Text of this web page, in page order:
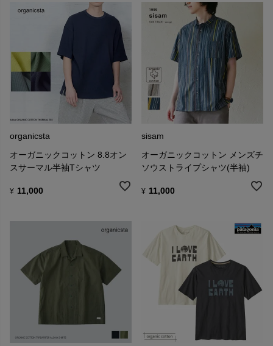
organicsta
オーガニックコットン 8.8オン
スサーマル半袖Tシャツ
¥ 11,000
sisam
オーガニックコットン メンズチ
ソウストライプシャツ(半袖)
¥ 11,000